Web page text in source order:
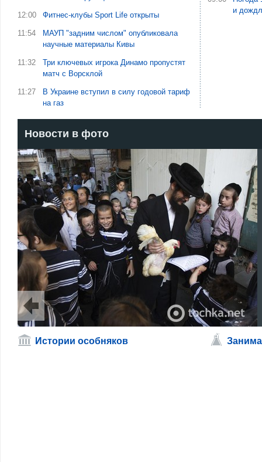
12:00 Фитнес-клубы Sport Life открыты
11:54
МАУП "задним числом" опубликовала
научные материалы Кивы
11:32
Три ключевых игрока Динамо пропустят
матч с Ворсклой
11:27
В Украине вступил в силу годовой тариф
на газ
и
Новости в фото
Истории особняков